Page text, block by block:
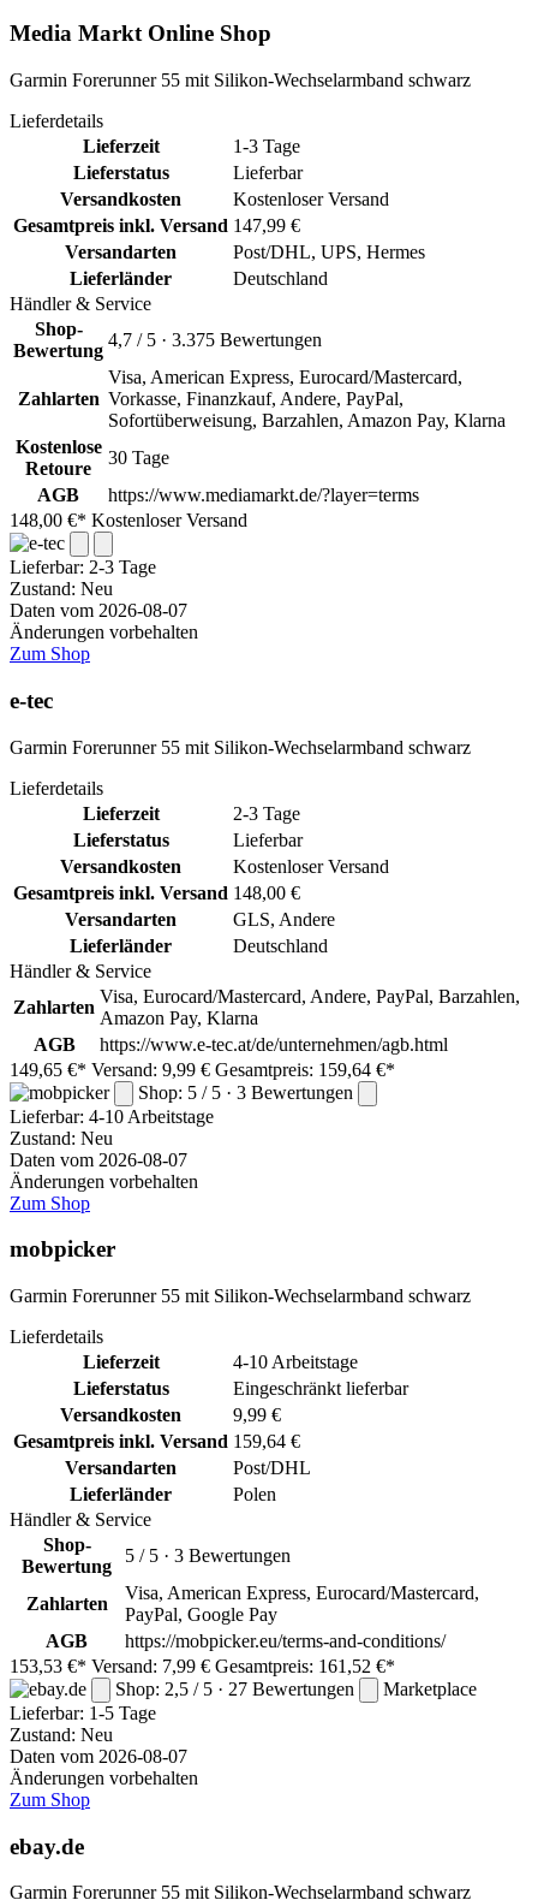
Media Markt Online Shop
Garmin Forerunner 55 mit Silikon-Wechselarmband schwarz
Lieferdetails
Lieferzeit
1-3 Tage
Lieferstatus
Lieferbar
Versandkosten
Kostenloser Versand
Gesamtpreis inkl. Versand 147,99 €
Versandarten
Post/DHL, UPS, Hermes
Lieferländer
Deutschland
Händler & Service
Shop-
Bewertung
4,7 / 5 · 3.375 Bewertungen
Zahlarten
Visa, American Express, Eurocard/Mastercard,
Vorkasse, Finanzkauf, Andere, PayPal,
Sofortüberweisung, Barzahlen, Amazon Pay, Klarna
Kostenlose
Retoure
30 Tage
AGB
https://www.mediamarkt.de/?layer=terms
148,00 €* Kostenloser Versand
Lieferbar: 2-3 Tage
Zustand: Neu
Daten vom 2026-08-07
Änderungen vorbehalten
Zum Shop
e-tec
Garmin Forerunner 55 mit Silikon-Wechselarmband schwarz
Lieferdetails
Lieferzeit
2-3 Tage
Lieferstatus
Lieferbar
Versandkosten
Kostenloser Versand
Gesamtpreis inkl. Versand 148,00 €
Versandarten
GLS, Andere
Lieferländer
Deutschland
Händler & Service
Zahlarten
Visa, Eurocard/Mastercard, Andere, PayPal, Barzahlen,
Amazon Pay, Klarna
AGB
https://www.e-tec.at/de/unternehmen/agb.html
149,65 €* Versand: 9,99 € Gesamtpreis: 159,64 €*
Shop: 5 / 5 · 3 Bewertungen
Lieferbar: 4-10 Arbeitstage
Zustand: Neu
Daten vom 2026-08-07
Änderungen vorbehalten
Zum Shop
mobpicker
Garmin Forerunner 55 mit Silikon-Wechselarmband schwarz
Lieferdetails
Lieferzeit
4-10 Arbeitstage
Lieferstatus
Eingeschränkt lieferbar
Versandkosten
9,99 €
Gesamtpreis inkl. Versand 159,64 €
Versandarten
Post/DHL
Lieferländer
Polen
Händler & Service
Shop-
Bewertung
5 / 5 · 3 Bewertungen
Zahlarten
Visa, American Express, Eurocard/Mastercard,
PayPal, Google Pay
AGB
https://mobpicker.eu/terms-and-conditions/
153,53 €* Versand: 7,99 € Gesamtpreis: 161,52 €*
Shop: 2,5 / 5 · 27 Bewertungen
Marketplace
Lieferbar: 1-5 Tage
Zustand: Neu
Daten vom 2026-08-07
Änderungen vorbehalten
Zum Shop
ebay.de
Garmin Forerunner 55 mit Silikon-Wechselarmband schwarz